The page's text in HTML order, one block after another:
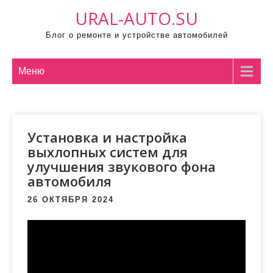
URAL-AUTO.SU
Блог о ремонте и устройстве автомобилей
Меню
Установка и настройка
выхлопных систем для
улучшения звукового фона
автомобиля
26 ОКТЯБРЯ 2024